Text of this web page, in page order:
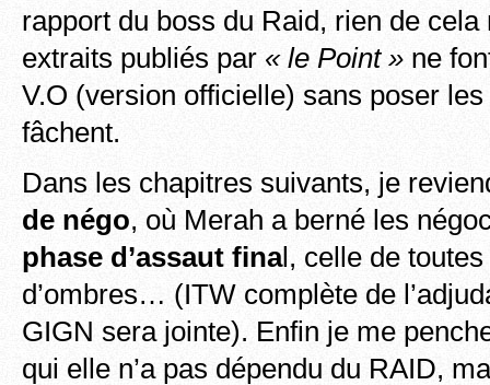
rapport du boss du Raid, rien de
extraits publiés par « le Point » ne
V.O (version officielle) sans poser
fâchent.
Dans les chapitres suivants, je
de négo, où Merah a berné les
phase d’assaut final, celle de
d’ombres… (ITW complète de
GIGN sera jointe). Enfin je me
qui elle n’a pas dépendu du RAID,